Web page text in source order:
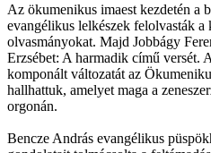
Az ökumenikus imaest kezdetén a
evangélikus lelkészek felolvasták
olvasmányokat. Majd Jobbágy
Erzsébet: A harmadik című versét.
komponált változatát az
hallhattuk, amelyet maga a
orgonán.
Bencze András evangélikus